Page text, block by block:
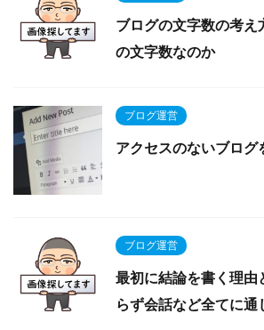
ブログの文字数の考え
の文字数なのか
ブログ運営
アクセスのないブログ
ブログ運営
最初に結論を書く理由
らず会話など全てに通